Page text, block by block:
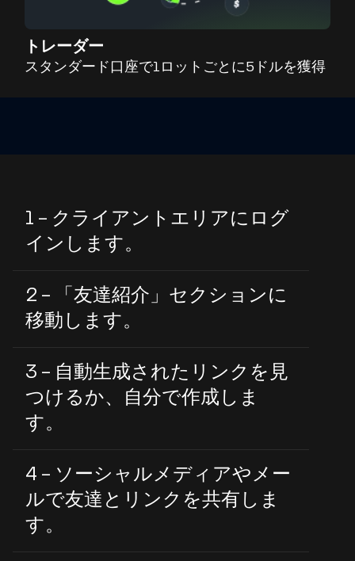
トレーダー
スタンダード口座で1ロットごとに5ドルを獲得
1 - クライアントエリアにログ
インします。
2 - 「友達紹介」セクションに
移動します。
3 - 自動生成されたリンクを見
つけるか、自分で作成しま
す。
4 - ソーシャルメディアやメー
ルで友達とリンクを共有しま
す。